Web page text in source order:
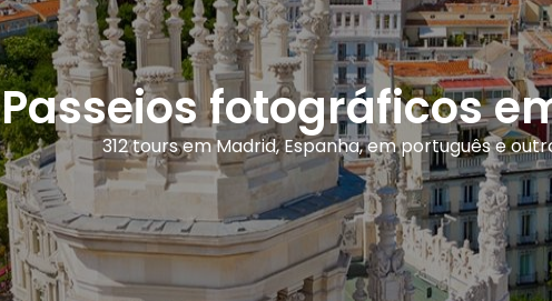
Passeios fotográficos
312 tours em Madrid, Espanha, em português e